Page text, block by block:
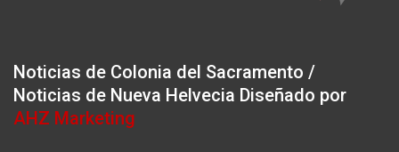
Noticias de Colonia del Sacramento /
Noticias de Nueva Helvecia Diseñado por
AHZ Marketing